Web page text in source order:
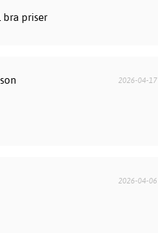
bra priser
2026-04-17
2026-04-06